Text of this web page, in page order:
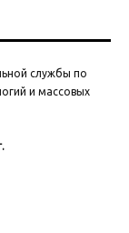
службы по
и массовых